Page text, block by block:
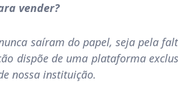
vender?
saíram do papel, seja pela
dispõe de uma plataforma
nossa instituição.